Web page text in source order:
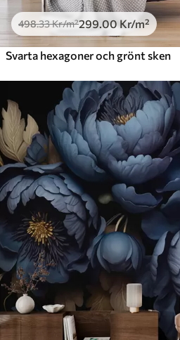
498.33Kr/m²299 .00 Kr/m²
Svarta hexagoner och grönt sken